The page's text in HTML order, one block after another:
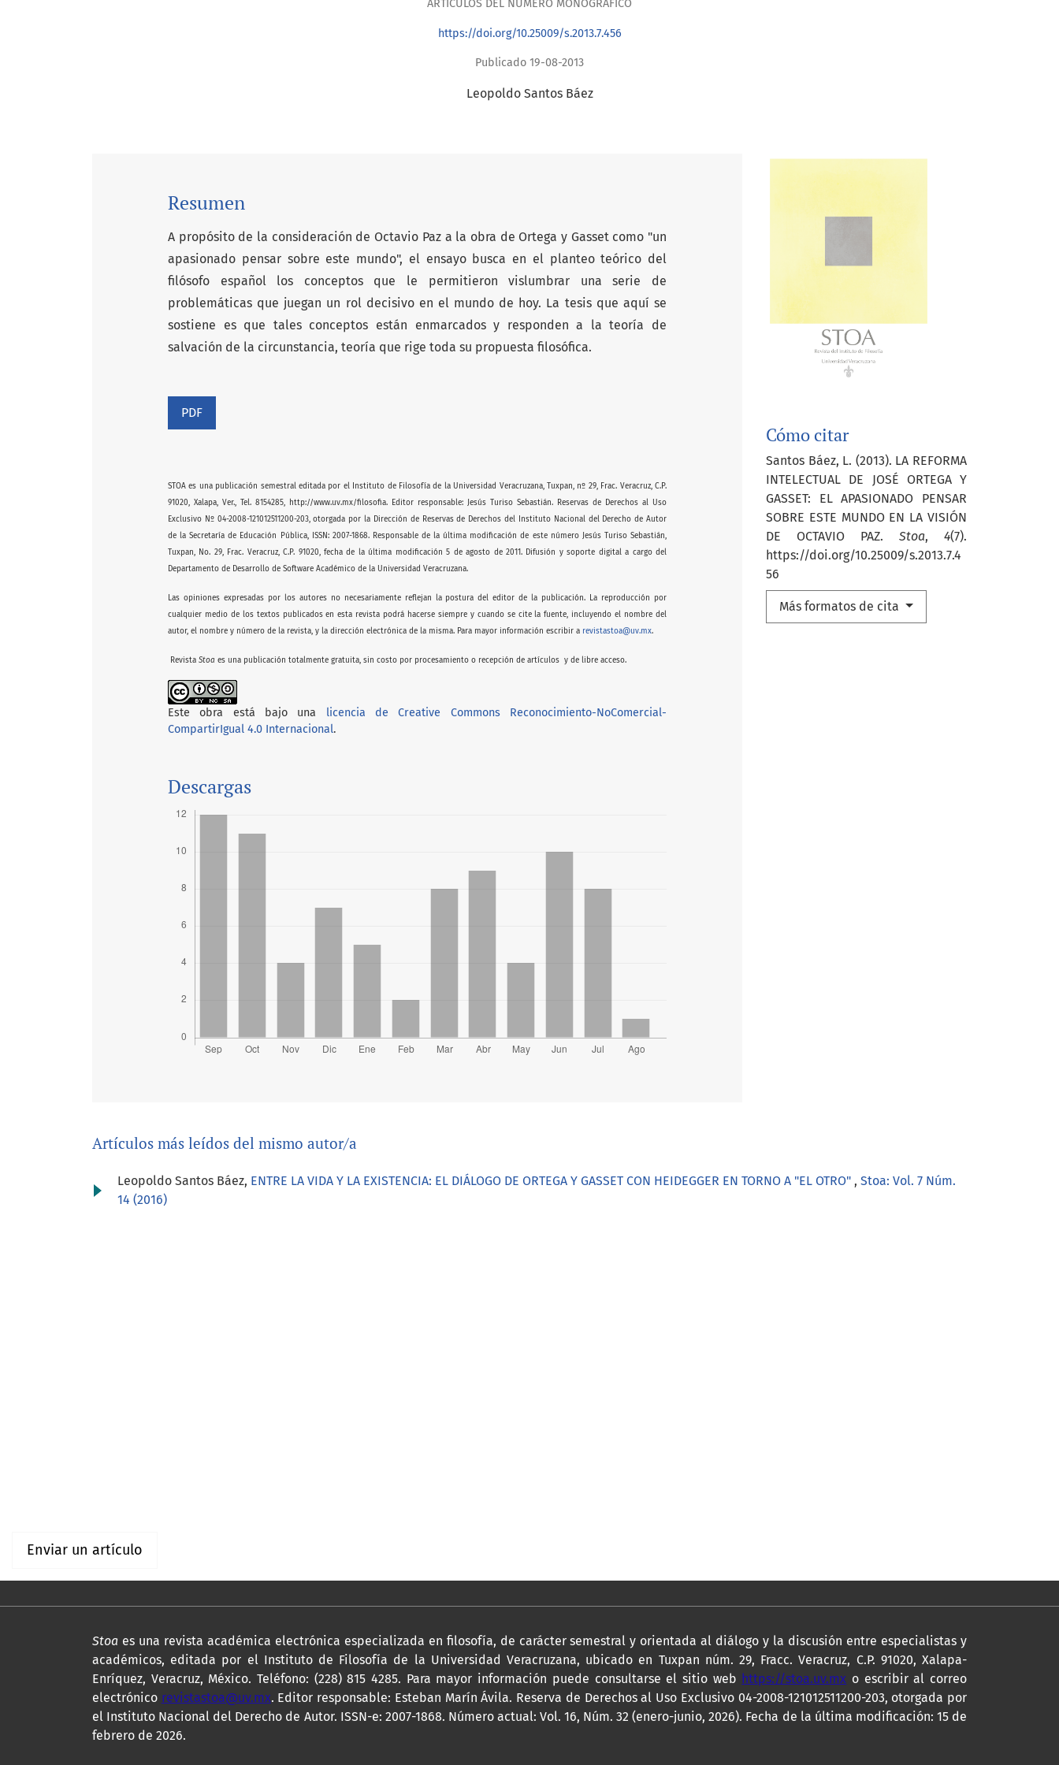
ARTÍCULOS DEL NÚMERO MONOGRÁFICO
https://doi.org/10.25009/s.2013.7.456
Publicado 19-08-2013
Leopoldo Santos Báez
Cómo citar
Santos Báez, L. (2013). LA REFORMA
INTELECTUAL DE JOSÉ ORTEGA Y
GASSET: EL APASIONADO PENSAR
SOBRE ESTE MUNDO EN LA VISIÓN
DE OCTAVIO PAZ. Stoa, 4(7).
https://doi.org/10.25009/s.2013.7.4
56
Más formatos de cita
Resumen
A propósito de la consideración de Octavio Paz a la obra de Ortega y Gasset como "un
apasionado pensar sobre este mundo", el ensayo busca en el planteo teórico del
filósofo español los conceptos que le permitieron vislumbrar una serie de
problemáticas que juegan un rol decisivo en el mundo de hoy. La tesis que aquí se
sostiene es que tales conceptos están enmarcados y responden a la teoría de
salvación de la circunstancia, teoría que rige toda su propuesta filosófica.
PDF
STOA es una publicación semestral editada por el Instituto de Filosofía de la Universidad Veracruzana, Tuxpan, nº 29, Frac. Veracruz, C.P.
91020, Xalapa, Ver., Tel. 8154285, http://www.uv.mx/filosofia. Editor responsable: Jesús Turiso Sebastián. Reservas de Derechos al Uso
Exclusivo Nº 04-2008-121012511200-203, otorgada por la Dirección de Reservas de Derechos del Instituto Nacional del Derecho de Autor
de la Secretaría de Educación Pública, ISSN: 2007-1868. Responsable de la última modificación de este número Jesús Turiso Sebastián,
Tuxpan, No. 29, Frac. Veracruz, C.P. 91020, fecha de la última modificación 5 de agosto de 2011. Difusión y soporte digital a cargo del
Departamento de Desarrollo de Software Académico de la Universidad Veracruzana.
Las opiniones expresadas por los autores no necesariamente reflejan la postura del editor de la publicación. La reproducción por
cualquier medio de los textos publicados en esta revista podrá hacerse siempre y cuando se cite la fuente, incluyendo el nombre del
autor, el nombre y número de la revista, y la dirección electrónica de la misma. Para mayor información escribir a revistastoa@uv.mx.
Revista Stoa es una publicación totalmente gratuita, sin costo por procesamiento o recepción de artículos y de libre acceso.
Este obra está bajo una licencia de Creative Commons Reconocimiento-NoComercial-
CompartirIgual 4.0 Internacional.
Descargas
Artículos más leídos del mismo autor/a
Leopoldo Santos Báez, ENTRE LA VIDA Y LA EXISTENCIA: EL DIÁLOGO DE ORTEGA Y GASSET CON HEIDEGGER EN TORNO A "EL OTRO" , Stoa: Vol. 7 Núm.
14 (2016)
Enviar un artículo
Stoa es una revista académica electrónica especializada en filosofía, de carácter semestral y orientada al diálogo y la discusión entre especialistas y
académicos, editada por el Instituto de Filosofía de la Universidad Veracruzana, ubicado en Tuxpan núm. 29, Fracc. Veracruz, C.P. 91020, Xalapa-
Enríquez, Veracruz, México. Teléfono: (228) 815 4285. Para mayor información puede consultarse el sitio web https://stoa.uv.mx o escribir al correo
electrónico revistastoa@uv.mx. Editor responsable: Esteban Marín Ávila. Reserva de Derechos al Uso Exclusivo 04-2008-121012511200-203, otorgada por
el Instituto Nacional del Derecho de Autor. ISSN-e: 2007-1868. Número actual: Vol. 16, Núm. 32 (enero-junio, 2026). Fecha de la última modificación: 15 de
febrero de 2026.